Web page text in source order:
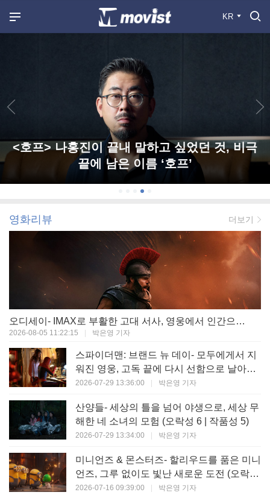
KR
<호프> 나홍진이 끝내 말하고 싶었던 것, 비극
끝에 남은 이름 ‘호프’
영화리뷰 더보기
오디세이- IMAX로 부활한 고대 서사, 영웅에서 인간으로의 귀환 (오락성 9 | 작품성 9)
2026-08-05 11:22:15 박은영 기자
스파이더맨: 브랜드 뉴 데이- 모두에게서 지
워진 영웅, 고독 끝에 다시 선함으로 날아오
르다 (오락성 8 | 작품성 8)
2026-07-29 13:36:00 박은영 기자
산양들- 세상의 틀을 넘어 야생으로, 세상 무
해한 네 소녀의 모험 (오락성 6 | 작품성 5)
2026-07-29 13:34:00 박은영 기자
미니언즈 & 몬스터즈- 할리우드를 품은 미니
언즈, 그루 없이도 빛난 새로운 도전 (오락성
7 | 작품성 6)
2026-07-16 09:39:00 박은영 기자